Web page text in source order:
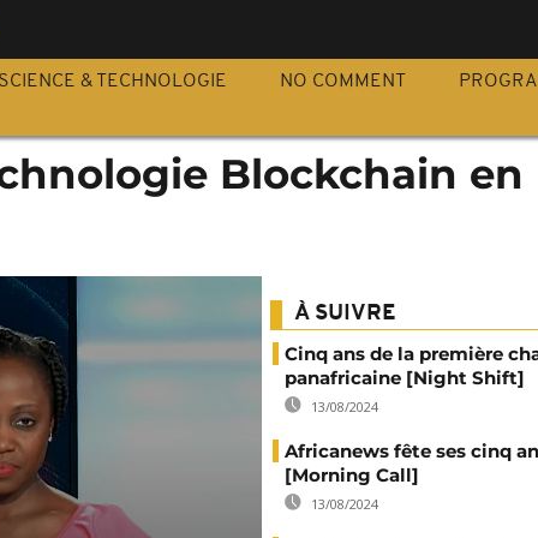
SCIENCE & TECHNOLOGIE NO COMMENT
Blockchain en
À SUIVRE
Cinq ans de la première
panafricaine [Night Shift]
13/08/2024
Africanews fête ses cinq
[Morning Call]
13/08/2024